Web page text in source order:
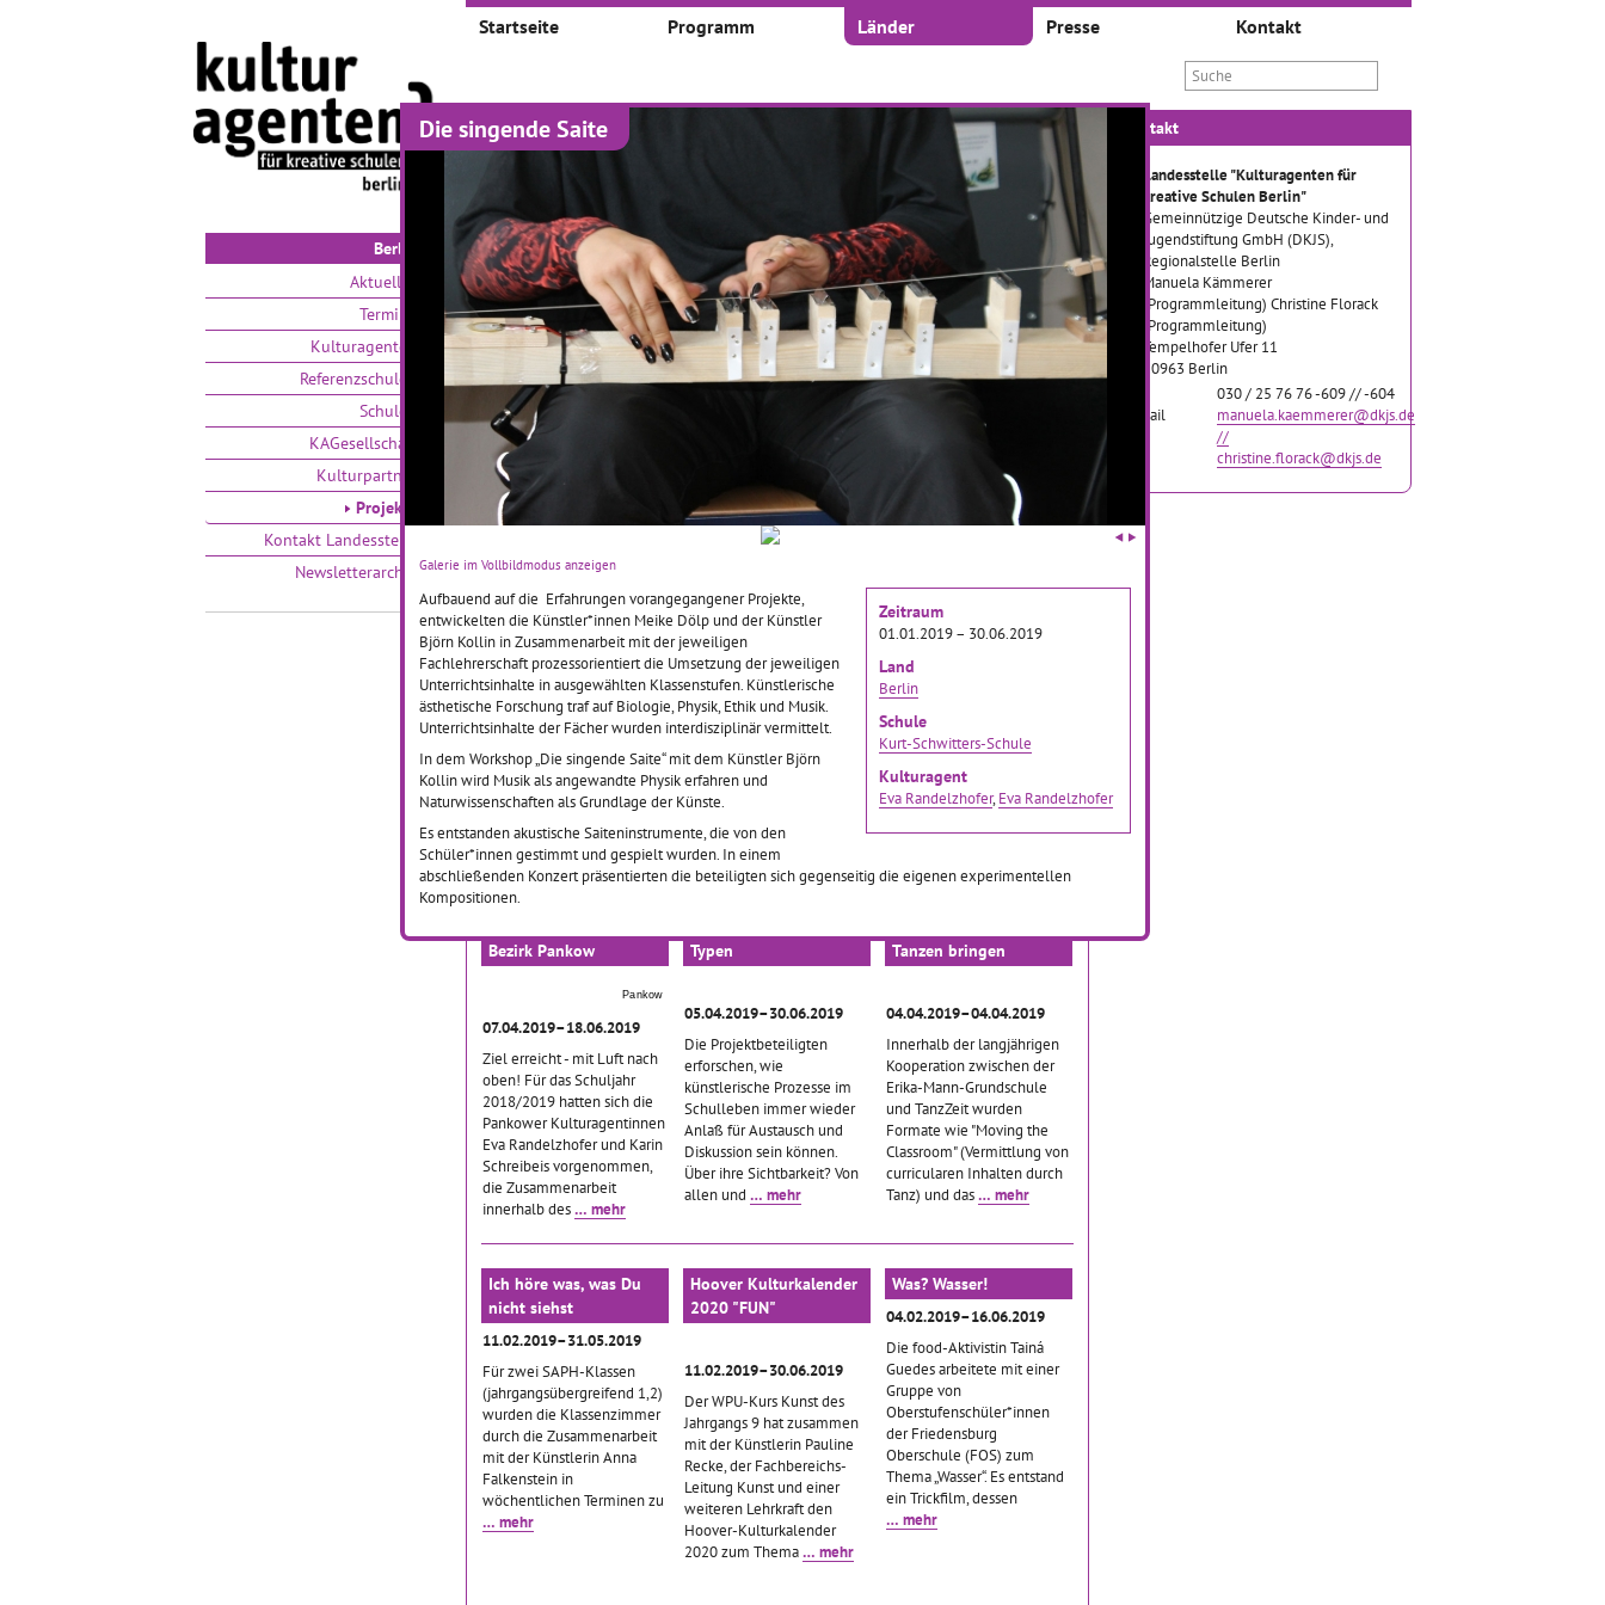
Die singende Saite
Galerie im Vollbildmodus anzeigen
Zeitraum
01.01.2019 – 30.06.2019
Land
Berlin
Schule
Kurt-Schwitters-Schule
Kulturagent
Eva Randelzhofer, Eva Randelzhofer
Aufbauend auf die Erfahrungen vorangegangener Projekte,
entwickelten die Künstler*innen Meike Dölp und der Künstler
Björn Kollin in Zusammenarbeit mit der jeweiligen
Fachlehrerschaft prozessorientiert die Umsetzung der jeweiligen
Unterrichtsinhalte in ausgewählten Klassenstufen. Künstlerische
ästhetische Forschung traf auf Biologie, Physik, Ethik und Musik.
Unterrichtsinhalte der Fächer wurden interdisziplinär vermittelt.
In dem Workshop „Die singende Saite“ mit dem Künstler Björn
Kollin wird Musik als angewandte Physik erfahren und
Naturwissenschaften als Grundlage der Künste.
Es entstanden akustische Saiteninstrumente, die von den
Schüler*innen gestimmt und gespielt wurden. In einem
abschließenden Konzert präsentierten die beteiligten sich gegenseitig die eigenen experimentellen
Kompositionen.
Berlin
Aktuelles
Termine
Kulturagenten
Referenzschulen
Schulen
KAGesellschaft
Kulturpartner
Projekte
Kontakt Landesstelle
Newsletterarchiv
Startseite Programm Länder Presse Kontakt
Projekte
Bis
2 3 42
Wie geht Kultur-
Wandertag für eine
ganze Schule?
10.05.2019–10.05.2019
Das Kollegium der
Reinhold-Burger-Schule in
Pankow "testete" zusammen
verschiedener
Klassenstufen Berliner
Kulturinstitutionen und ihre
aktivierenden Angebote.
… mehr
Randelzhofer
01.05.2019–01.07.2019
Schulen, der Reinhold-
Burger-Schule, Kurt-
Tucholsky-Schule, Heinz-
Brandt-Schule, Max-Bill-
Schule, Kurt-Schwitters-
Schule und Hagenbeck-
Schule… mehr
sind anders_Ein
08.04.2019–18.05.2019
Schule tänzerisch
aufgegriffen, erforscht und
abgebildet werden? Wo sind
wo sind unsere
Ähnlichkeiten?
Bezirk Pankow
Pankow
07.04.2019–18.06.2019
Ziel erreicht - mit Luft nach
oben! Für das Schuljahr
2018/2019 hatten sich die
Pankower Kulturagentinnen
Eva Randelzhofer und Karin
Schreibeis vorgenommen,
die Zusammenarbeit
innerhalb des… mehr
Typen
05.04.2019–30.06.2019
Die Projektbeteiligten
erforschen, wie
künstlerische Prozesse im
Schulleben immer wieder
Anlaß für Austausch und
Diskussion sein können.
Über ihre Sichtbarkeit? Von
allen und … mehr
Tanzen bringen
04.04.2019–04.04.2019
Innerhalb der langjährigen
Kooperation zwischen der
Erika-Mann-Grundschule
und TanzZeit wurden
Formate wie "Moving the
Classroom" (Vermittlung von
curricularen Inhalten durch
Tanz) und das… mehr
Ich höre was, was Du
nicht siehst
11.02.2019–31.05.2019
Für zwei SAPH-Klassen
(jahrgangsübergreifend 1,2)
wurden die Klassenzimmer
durch die Zusammenarbeit
mit der Künstlerin Anna
Falkenstein in
wöchentlichen Terminen zu
… mehr
Hoover Kulturkalender
2020 "FUN"
11.02.2019–30.06.2019
Der WPU-Kurs Kunst des
Jahrgangs 9 hat zusammen
mit der Künstlerin Pauline
Recke, der Fachbereichs-
Leitung Kunst und einer
weiteren Lehrkraft den
Hoover-Kulturkalender
2020 zum Thema… mehr
Was? Wasser!
04.02.2019–16.06.2019
Die food-Aktivistin Tainá
Guedes arbeitete mit einer
Gruppe von
Oberstufenschüler*innen
der Friedensburg
Oberschule (FOS) zum
Thema „Wasser“. Es entstand
ein Trickfilm, dessen
… mehr
Kontakt
Landesstelle "Kulturagenten für
kreative Schulen Berlin"
Gemeinnützige Deutsche Kinder- und
Jugendstiftung GmbH (DKJS),
Regionalstelle Berlin
Manuela Kämmerer
(Programmleitung) Christine Florack
(Programmleitung)
Tempelhofer Ufer 11
10963 Berlin
030 / 25 76 76 -609 // -604
Email
manuela.kaemmerer@dkjs.de
//
christine.florack@dkjs.de